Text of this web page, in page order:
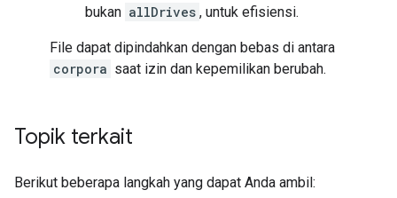
bukan allDrives , untuk efisiensi.
File dapat dipindahkan dengan bebas di antara
corpora saat izin dan kepemilikan berubah.
Topik terkait
Berikut beberapa langkah yang dapat Anda ambil: